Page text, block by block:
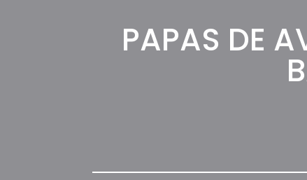
PAPAS DE